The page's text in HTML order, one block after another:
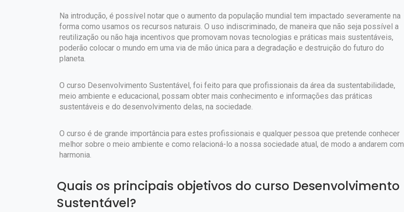
Na introdução, é possível notar que o aumento da população mundial tem impactado severamente na
forma como usamos os recursos naturais. O uso indiscriminado, de maneira que não seja possível a
reutilização ou não haja incentivos que promovam novas tecnologias e práticas mais sustentáveis,
poderão colocar o mundo em uma via de mão única para a degradação e destruição do futuro do
planeta.
O curso Desenvolvimento Sustentável, foi feito para que profissionais da área da sustentabilidade,
meio ambiente e educacional, possam obter mais conhecimento e informações das práticas
sustentáveis e do desenvolvimento delas, na sociedade.
O curso é de grande importância para estes profissionais e qualquer pessoa que pretende conhecer
melhor sobre o meio ambiente e como relacioná-lo a nossa sociedade atual, de modo a andarem com
harmonia.
Quais os principais objetivos do curso Desenvolvimento
Sustentável?